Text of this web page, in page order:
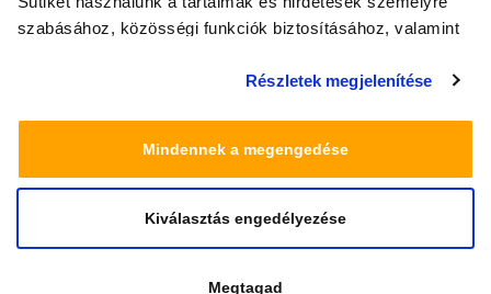
szabásához, közösségi funkciók biztosításához, valamint
média-, hirdető- és elemező partnereinkkel megosztjuk az
amelyeket Ön adott meg számukra vagy az Ön által
használt más szolgáltatásokból gyűjtöttek.
Részletek megjelenítése
Mindennek a megengedése
Kiválasztás engedélyezése
Megtagad